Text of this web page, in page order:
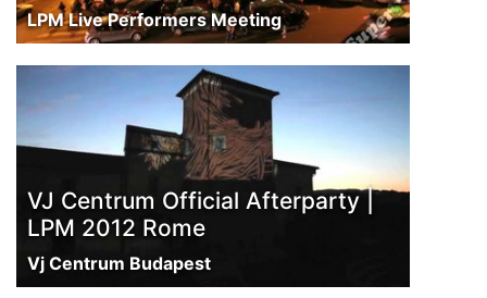
LPM Live Performers Meeting
VJ Centrum Official Afterparty |
LPM 2012 Rome
Vj Centrum Budapest